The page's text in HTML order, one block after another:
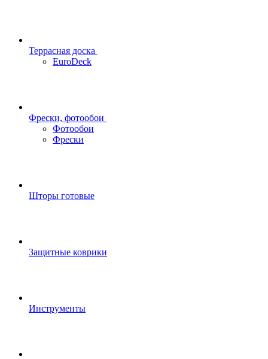
Террасная доска
EuroDeck
Фрески, фотообои
Фотообои
Фрески
Шторы готовые
Защитные коврики
Инструменты